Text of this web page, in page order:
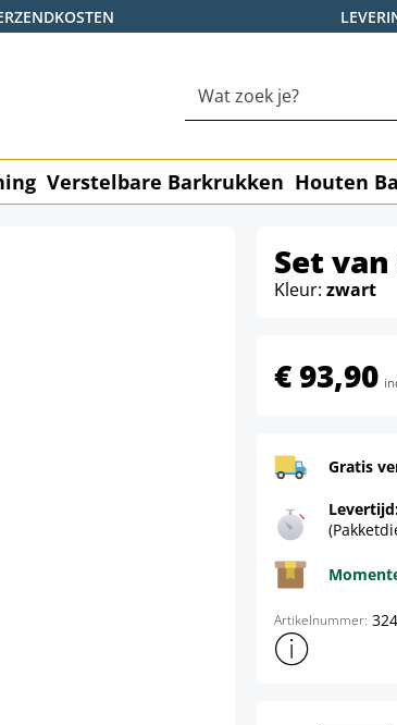
Verstelbare Barkrukken Houten
Set
Kleur: zwart
€ 93,90
Gratis
Artikelnummer:
Toon meer